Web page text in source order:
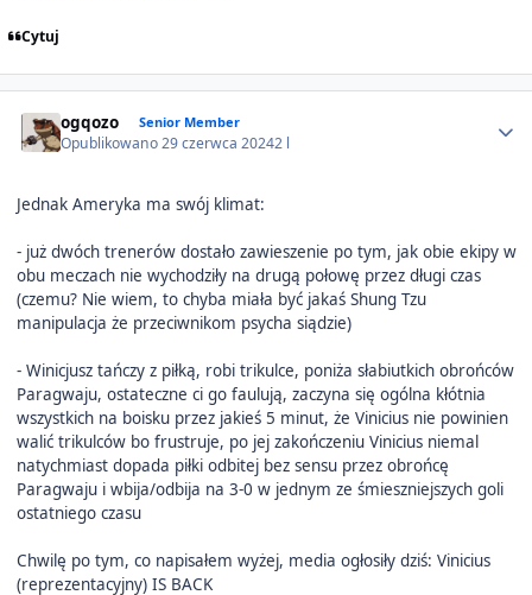
Cytuj
ogqozo Senior Member
Opublikowano29 czerwca 20242 l
Jednak Ameryka ma swój klimat:
- już dwóch trenerów dostało zawieszenie po tym, jak obie ekipy w
obu meczach nie wychodziły na drugą połowę przez długi czas
(czemu? Nie wiem, to chyba miała być jakaś Shung Tzu
manipulacja że przeciwnikom psycha siądzie)
- Winicjusz tańczy z piłką, robi trikulce, poniża słabiutkich obrońców
Paragwaju, ostateczne ci go faulują, zaczyna się ogólna kłótnia
wszystkich na boisku przez jakieś 5 minut, że Vinicius nie powinien
walić trikulców bo frustruje, po jej zakończeniu Vinicius niemal
natychmiast dopada piłki odbitej bez sensu przez obrońcę
Paragwaju i wbija/odbija na 3-0 w jednym ze śmieszniejszych goli
ostatniego czasu
Chwilę po tym, co napisałem wyżej, media ogłosiły dziś: Vinicius
(reprezentacyjny) IS BACK